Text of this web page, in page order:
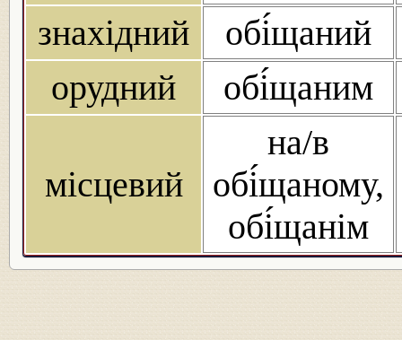
знахідний
обі́щаний
орудний
обі́щаним
місцевий
на/в
обі́щаному,
обі́щанім